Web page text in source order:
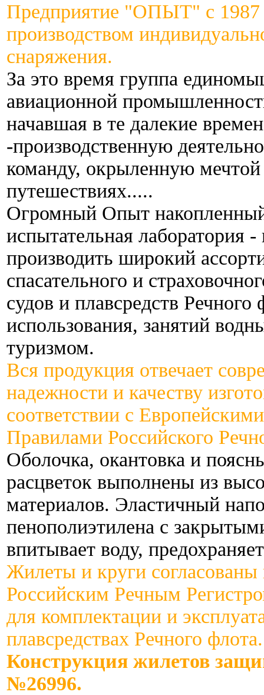
Предприятие "ОПЫТ" с 1987
производством
снаряжения.
За это время группа
авиационной
начавшая в те далекие
-производственную
команду, окрыленную мечтой
путешествиях.....
Огромный Опыт накопленный
испытательная лаборатория
производить широкий
спасательного и
судов и плавсредств Речного
использования, занятий
туризмом.
Вся продукция отвечает
надежности и качеству
соответствии с
Правилами Российского
Оболочка, окантовка и
расцветок выполнены из
материалов. Эластичный
пенополиэтилена с
впитывает воду,
Жилеты и круги
Российским Речным
для комплектации и
плавсредствах Речного флота.
Конструкция жилетов
№26996.